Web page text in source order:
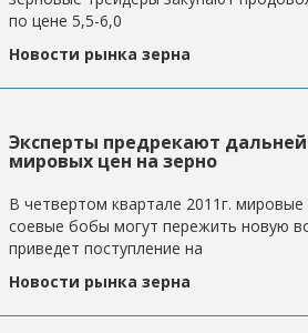
по цене 5,5-6,0
Новости рынка зерна
Эксперты предрекают
мировых цен на зерно
В четвертом квартале 2011г. мировые
соевые бобы могут пережить новую
приведет поступление на
Новости рынка зерна